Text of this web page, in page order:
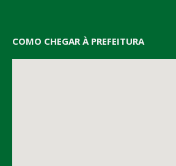
COMO CHEGAR À PREFEITURA